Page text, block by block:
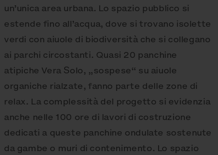
un’unica area urbana. Lo spazio pubblico si
estende fino all’acqua, dove si trovano isolette
verdi con aiuole di biodiversità che si collegano
ai parchi circostanti. Quasi 20 panchine
atipiche Vera Solo, „sospese“ su aiuole
organiche rialzate, fanno parte delle zone di
relax. La complessità del progetto si evidenzia
anche nelle 100 ore di lavori di costruzione
dedicati a queste panchine ondulate sostenute
da gambe o muri di contenimento. Lo spazio